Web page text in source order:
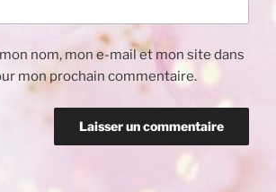
nom, mon e-mail et mon site dans
mon prochain commentaire.